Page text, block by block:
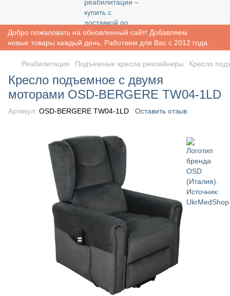
Добро пожаловать на обновленный сайт! Добавляем
новые товары каждый день. Работаем для Вас с 2012 года.
Реабилитация Подъемные кресла реклайнеры Кресло
Кресло подъемное с двумя
моторами OSD-BERGERE TW04-1LD
Артикул: OSD-BERGERE TW04-1LD Оставить отзыв